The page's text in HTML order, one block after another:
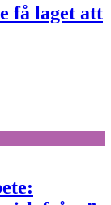
få laget att